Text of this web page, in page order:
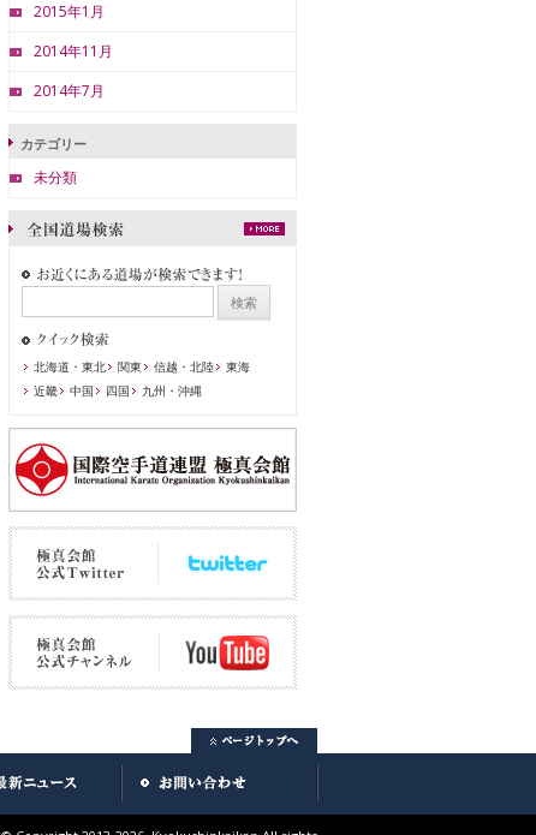
2015年1月
2014年11月
2014年7月
カテゴリー
未分類
北海道・東北 関東 信越・北陸
東海
近畿
中国 四国 九州・沖縄